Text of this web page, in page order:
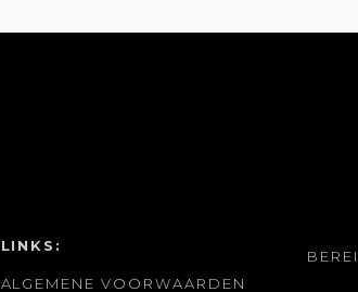
LINKS:
ALGEMENE VOORWAARDEN